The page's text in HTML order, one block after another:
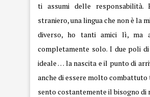
ti assumi delle responsabilità.
straniero, una lingua che non è la
diverso, ho tanti amici lì, ma
completamente solo. I due poli di
ideale … la nascita e il punto di
anche di essere molto combattuto
sento costantemente il bisogno di